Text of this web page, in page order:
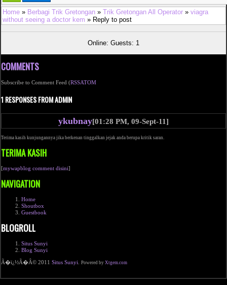
Home » Berbagi Trik Gretongan » Trik Gretongan All Operator » viagra
without seeing a doctor kem » Reply to post
Online: Guests: 1
COMMENTS
Subscribe to Comment Feed (RSSATOM
1 RESPONSES FROM ADMIN
ykubnay[01:28 PM, 09-Sept-11]
Terima kasih kunjungannya jika berkenan tinggalkan jejak anda berupa kritik saran.
TERIMA KASIH
[mywapblog comment disini]
NAVIGATION
Home
Shoutbox
Guestbook
BLOGROLL
Situs Sunyi
Blog Sunyi
Ã�ï¿½Ã�Â© 2011 Situs Sunyi. Powered by Xtgem.com